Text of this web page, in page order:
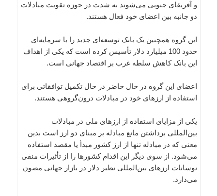
و آفریقای جنوبی می‌شوند به شدت در حوزه تقویت مبادلات
دو جانبه بین اعضای خود فعال هستند.
این گروه همچنین یک بانک توسعه‌ای جدید را با سرمایه‌ای
حدود 100 میلیارد دلار تأسیس کرده است که یکی از اهداف
این بانک کاهش سلطه غرب بر اقتصاد جهانی است.
اعضای این گروه در حال حاضر در حال تکمیل توافقاتی برای
استفاده از ارزهای خود در مبادلات درون‌گروهی هستند.
یکی از مزایای استفاده از ارزهای ملی در مبادلات
بین‌المللی برداشتن مانع مبادله بر مبنای دو ارز است بدین
معنی که در مبادله تنها از ارز کشور مبدأ یا مقصد استفاده
می‌شود. از سوی دیگر این اقدام کشورها را از تأثیرات منفی
نوسانات ارزهای بین‌المللی نظیر دلار در بازار جهانی مصون
می‌دارد.